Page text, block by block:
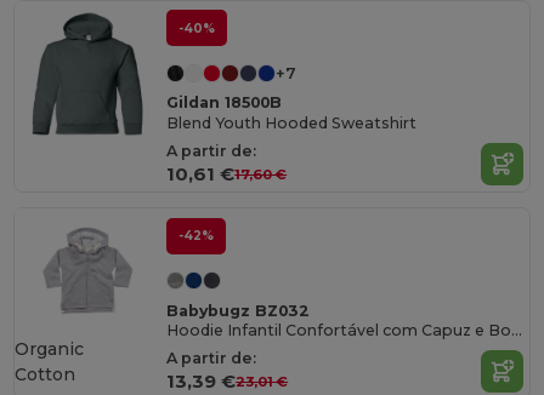
-40%
+7
Gildan 18500B
Blend Youth Hooded Sweatshirt
A partir de:
10,61 €17,60 €
-42%
Babybugz BZ032
Hoodie Infantil Confortável com Capuz e Bolsos
A partir de:
13,39 €23,01 €
Organic
Cotton